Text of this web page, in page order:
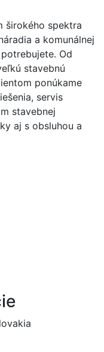
širokého spektra
a komunálnej
Od
stavebnú
ponúkame
servis
stavebnej
aj s obsluhou a